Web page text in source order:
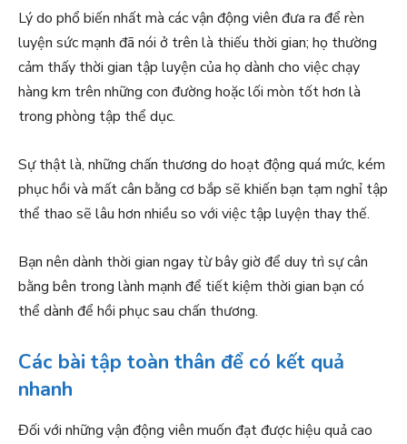
Lý do phổ biến nhất mà các vận động viên đưa ra để rèn
luyện sức mạnh đã nói ở trên là thiếu thời gian; họ thường
cảm thấy thời gian tập luyện của họ dành cho việc chạy
hàng km trên những con đường hoặc lối mòn tốt hơn là
trong phòng tập thể dục.
Sự thật là, những chấn thương do hoạt động quá mức, kém
phục hồi và mất cân bằng cơ bắp sẽ khiến bạn tạm nghỉ tập
thể thao sẽ lâu hơn nhiều so với việc tập luyện thay thế.
Bạn nên dành thời gian ngay từ bây giờ để duy trì sự cân
bằng bên trong lành mạnh để tiết kiệm thời gian bạn có
thể dành để hồi phục sau chấn thương.
Các bài tập toàn thân để có kết quả
nhanh
Đối với những vận động viên muốn đạt được hiệu quả cao